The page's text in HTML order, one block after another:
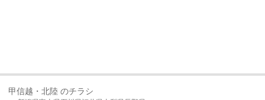
甲信越・北陸 のチラシ